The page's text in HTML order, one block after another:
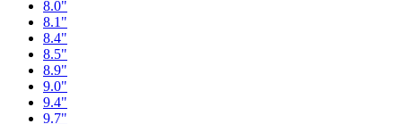
8.0"
8.1"
8.4"
8.5"
8.9"
9.0"
9.4"
9.7"